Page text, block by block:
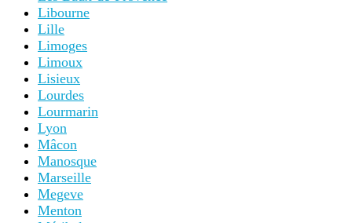
Libourne
Lille
Limoges
Limoux
Lisieux
Lourdes
Lourmarin
Lyon
Mâcon
Manosque
Marseille
Megeve
Menton